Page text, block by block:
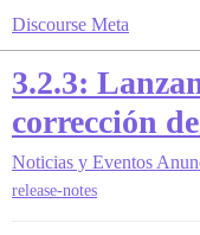
Discourse Meta
3.2.3:
corrección
Noticias y Eventos
release-notes